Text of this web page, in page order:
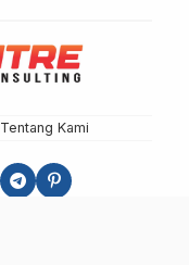
Tentang Kami